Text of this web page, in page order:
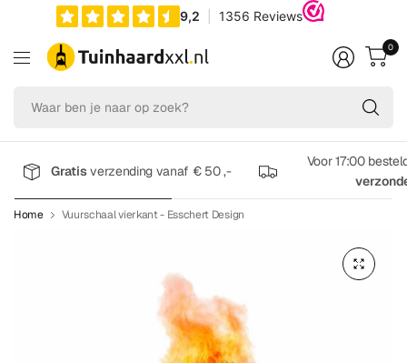
op
0
Gratisverzending vanaf € 50 ,-
Voor 17:00
Home Vuurschaal vierkant - Esschert Design